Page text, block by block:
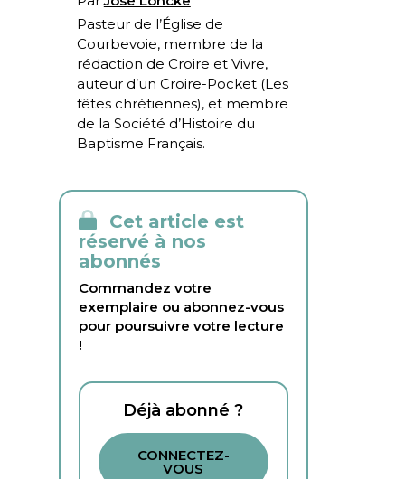
Pasteur de l’Église de
Courbevoie, membre de la
rédaction de Croire et Vivre,
auteur d’un Croire-Pocket (Les
fêtes chrétiennes), et membre
de la Société d’Histoire du
Baptisme Français.
Cet article est
réservé à nos
abonnés
Commandez votre
exemplaire ou abonnez-vous
pour poursuivre votre lecture
!
Déjà abonné ?
CONNECTEZ-
VOUS